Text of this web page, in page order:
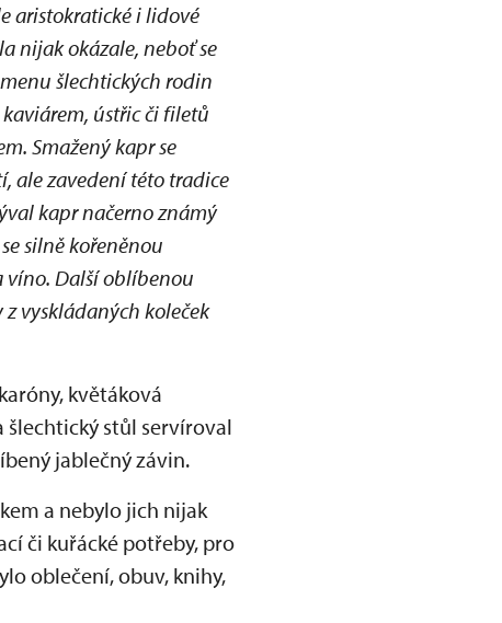
aristokratické i lidové
nijak okázale, neboť se
šlechtických rodin
ústřic či filetů
Smažený kapr se
ale zavedení této tradice
kapr načerno známý
silně kořeněnou
víno. Další oblíbenou
vyskládaných koleček
květáková
šlechtický stůl servíroval
jablečný závin.
a nebylo jich nijak
či kuřácké potřeby, pro
oblečení, obuv, knihy,